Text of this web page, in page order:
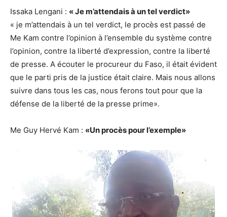
Issaka Lengani : « Je m’attendais à un tel verdict»
« je m’attendais à un tel verdict, le procès est passé de
Me Kam contre l’opinion à l’ensemble du système contre
l’opinion, contre la liberté d’expression, contre la liberté
de presse. A écouter le procureur du Faso, il était évident
que le parti pris de la justice était claire. Mais nous allons
suivre dans tous les cas, nous ferons tout pour que la
défense de la liberté de la presse prime».
Me Guy Hervé Kam : «Un procès pour l’exemple»